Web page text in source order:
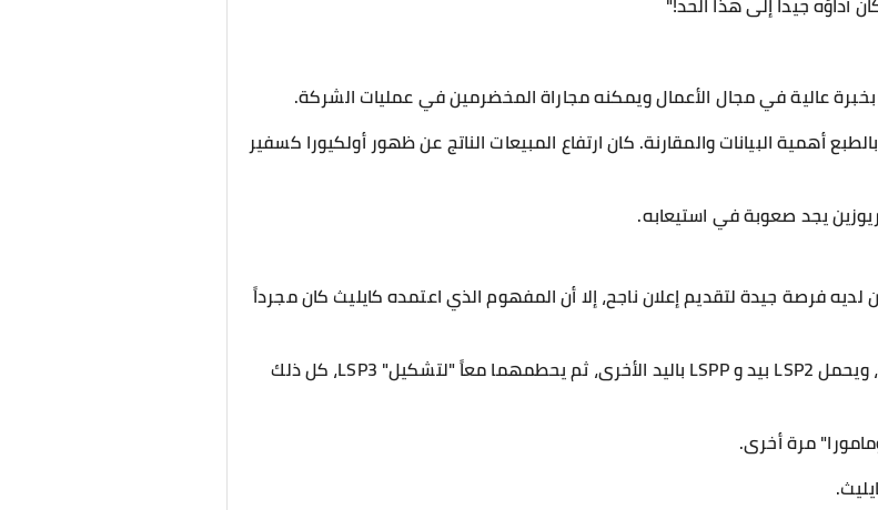
عالية في مجال الأعمال ويمكنه مجاراة المخضرمين في عمليات الشركة.
أهمية البيانات والمقارنة. كان ارتفاع المبيعات الناتج عن ظهور أولكيورا كسفير
فرصة جيدة لتقديم إعلان ناجح، إلا أن المفهوم الذي اعتمده كايليث كان مجرداً
يرتدي زياً غريباً بنقشة نمر أصفر، ونظارات شمسية، ويحمل LSP2 بيد و LSPP باليد الأخرى، ثم يحطمهما معاً "لتشكيل" LSP3، كل ذلك
مرة أخرى.